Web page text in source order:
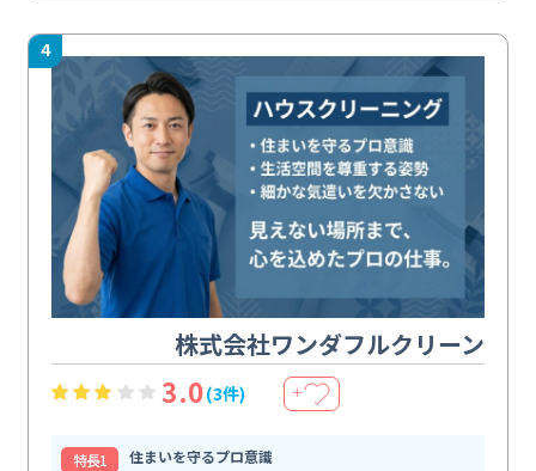
4
株式会社ワンダフルクリーン
3.0(3件) ＋
特⻑1
住まいを守るプロ意識